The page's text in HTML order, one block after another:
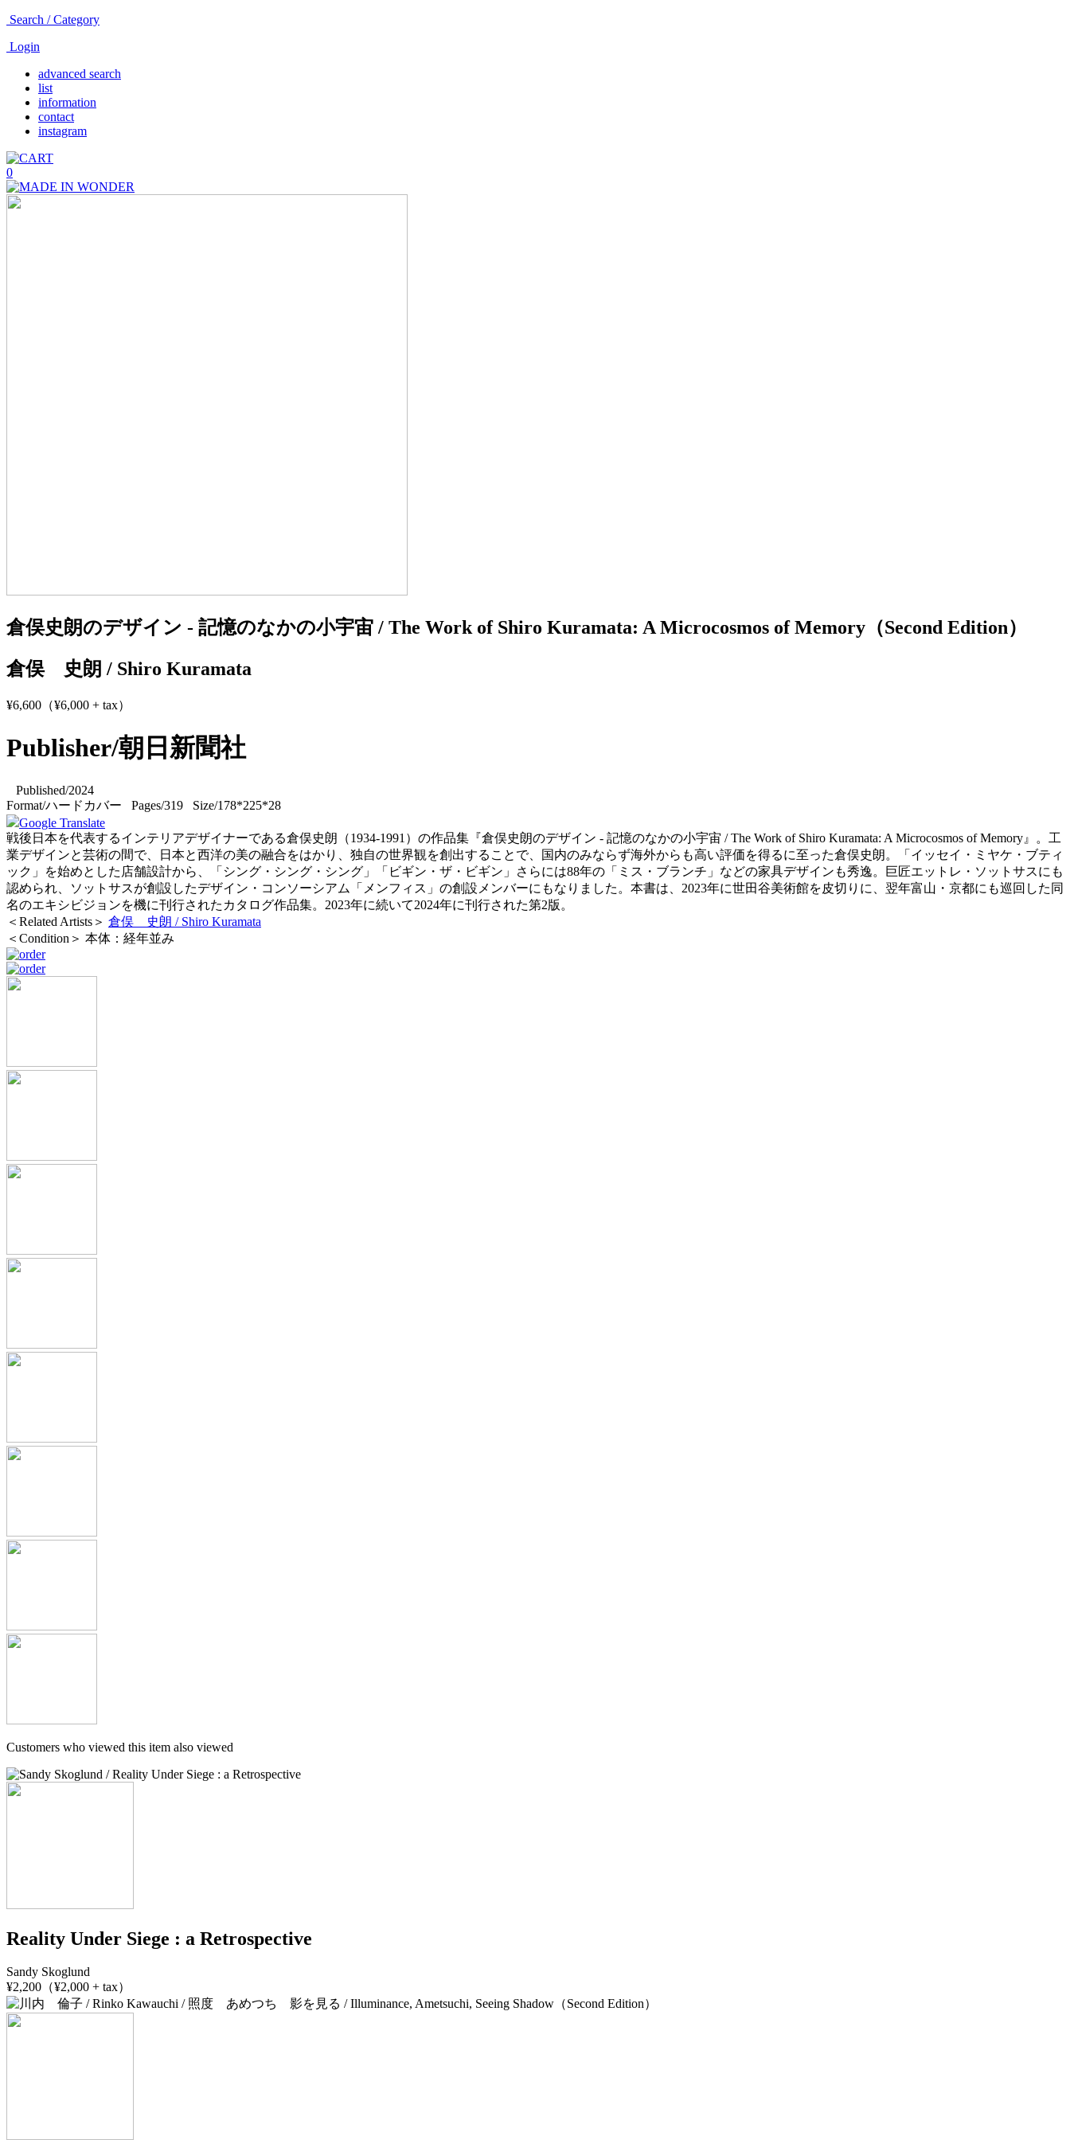
Search / Category
Login
advanced search
list
information
contact
instagram
0
倉俣史朗のデザイン - 記憶のなかの小宇宙 / The Work of Shiro Kuramata: A Microcosmos of Memory（Second Edition）
倉俣 史朗 / Shiro Kuramata
¥6,600（¥6,000 + tax）
Publisher/朝日新聞社
Published/2024
Format/ハードカバー Pages/319 Size/178*225*28
Google Translate
戦後日本を代表するインテリアデザイナーである倉俣史朗（1934-1991）の作品集『倉俣史朗のデザイン - 記憶のなかの小宇宙 / The Work of Shiro Kuramata: A Microcosmos of Memory』。工
業デザインと芸術の間で、日本と西洋の美の融合をはかり、独自の世界観を創出することで、国内のみならず海外からも高い評価を得るに至った倉俣史朗。「イッセイ・ミヤケ・ブティ
ック」を始めとした店舗設計から、「シング・シング・シング」「ビギン・ザ・ビギン」さらには88年の「ミス・ブランチ」などの家具デザインも秀逸。巨匠エットレ・ソットサスにも
認められ、ソットサスが創設したデザイン・コンソーシアム「メンフィス」の創設メンバーにもなりました。本書は、2023年に世田谷美術館を皮切りに、翌年富山・京都にも巡回した同
名のエキシビジョンを機に刊行されたカタログ作品集。2023年に続いて2024年に刊行された第2版。
＜Related Artists＞ 倉俣 史朗 / Shiro Kuramata
＜Condition＞ 本体：経年並み
Customers who viewed this item also viewed
Reality Under Siege : a Retrospective
Sandy Skoglund
¥2,200（¥2,000 + tax）